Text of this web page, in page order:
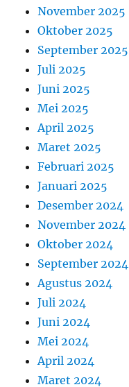
November 2025
Oktober 2025
September 2025
Juli 2025
Juni 2025
Mei 2025
April 2025
Maret 2025
Februari 2025
Januari 2025
Desember 2024
November 2024
Oktober 2024
September 2024
Agustus 2024
Juli 2024
Juni 2024
Mei 2024
April 2024
Maret 2024